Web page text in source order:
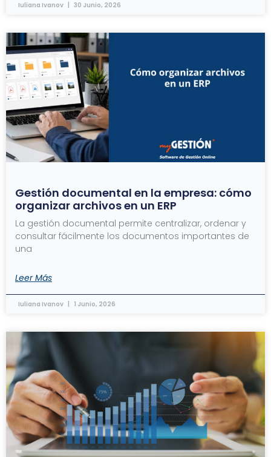
Iuliana Ivanov 30 Junio, 2026
Gestión documental en la empresa: cómo
organizar archivos en un ERP
La gestión documental permite centralizar, ordenar y
consultar fácilmente los documentos importantes de
una
Leer Más
Iuliana Ivanov 1 Junio, 2026